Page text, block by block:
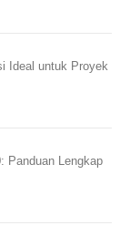
Ideal untuk Proyek
Panduan Lengkap